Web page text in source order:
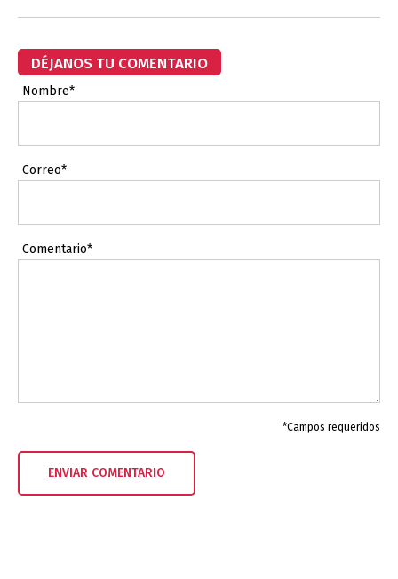
DÉJANOS TU COMENTARIO
Nombre*
Correo*
Comentario*
*Campos requeridos